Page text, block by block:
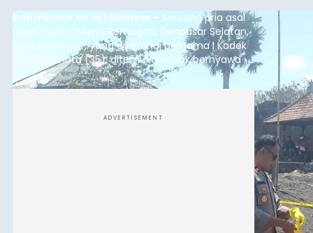
balitribune.co.id I Gianyar - Seorang pria asal
Lingkungan Dalem, Pemogan, Denpasar Selatan,
Kota Denpasar, yang diketahui bernama I Kadek
Dedi Wiranata (35), ditemukan tidak bernyawa di
pesisir Pantai Purnama, Sukawati.
ADVERTISEMENT